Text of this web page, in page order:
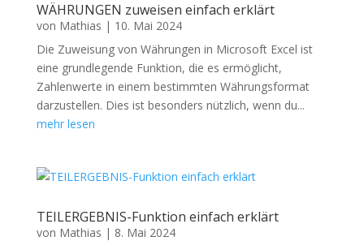
WÄHRUNGEN zuweisen einfach erklärt
von Mathias | 10. Mai 2024
Die Zuweisung von Währungen in Microsoft Excel ist
eine grundlegende Funktion, die es ermöglicht,
Zahlenwerte in einem bestimmten Währungsformat
darzustellen. Dies ist besonders nützlich, wenn du...
mehr lesen
TEILERGEBNIS-Funktion einfach erklärt
von Mathias | 8. Mai 2024